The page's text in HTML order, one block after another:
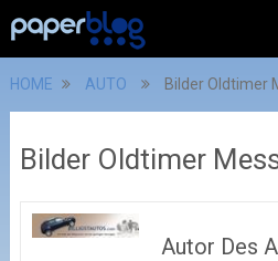
HOME AUTO Bilder Oldtimer
Bilder Oldtimer
Autor Des